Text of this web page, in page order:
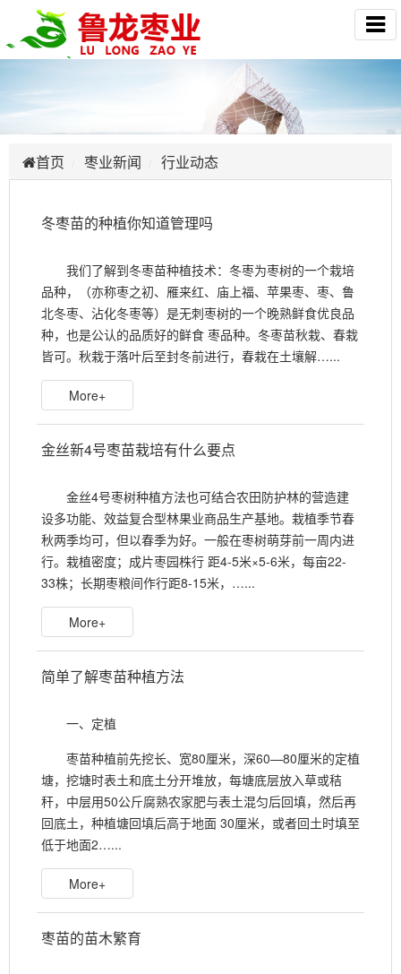
首页 枣业新闻 行业动态
冬枣苗的种植你知道管理吗
我们了解到冬枣苗种植技术：冬枣为枣树的一个栽培
品种，（亦称枣之初、雁来红、庙上福、苹果枣、枣、鲁
北冬枣、沾化冬枣等）是无刺枣树的一个晚熟鲜食优良品
种，也是公认的品质好的鲜食 枣品种。冬枣苗秋栽、春栽
皆可。秋栽于落叶后至封冬前进行，春栽在土壤解…...
More+
金丝新4号枣苗栽培有什么要点
金丝4号枣树种植方法也可结合农田防护林的营造建
设多功能、效益复合型林果业商品生产基地。栽植季节春
秋两季均可，但以春季为好。一般在枣树萌芽前一周内进
行。栽植密度；成片枣园株行 距4-5米×5-6米，每亩22-
33株；长期枣粮间作行距8-15米，…...
More+
简单了解枣苗种植方法
一、定植
枣苗种植前先挖长、宽80厘米，深60—80厘米的定植
塘，挖塘时表土和底土分开堆放，每塘底层放入草或秸
秆，中层用50公斤腐熟农家肥与表土混匀后回填，然后再
回底土，种植塘回填后高于地面 30厘米，或者回土时填至
低于地面2…...
More+
枣苗的苗木繁育